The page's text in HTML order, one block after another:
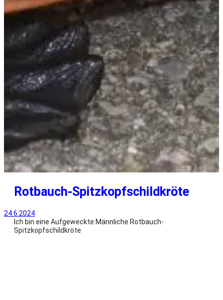
Rotbauch-Spitzkopfschildkröte
24.6.2024
Ich bin eine Aufgeweckte Männliche Rotbauch-
Spitzkopfschildkröte